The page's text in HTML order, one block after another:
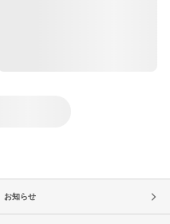
お知らせ